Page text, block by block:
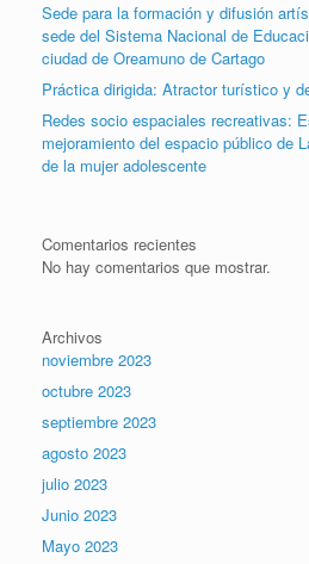
Sede para la formación y difusión
sede del Sistema Nacional de
ciudad de Oreamuno de Cartago
Práctica dirigida: Atractor turístico y
Redes socio espaciales recreativas:
mejoramiento del espacio público de
de la mujer adolescente
Comentarios recientes
No hay comentarios que mostrar.
Archivos
noviembre 2023
octubre 2023
septiembre 2023
agosto 2023
julio 2023
Junio 2023
Mayo 2023